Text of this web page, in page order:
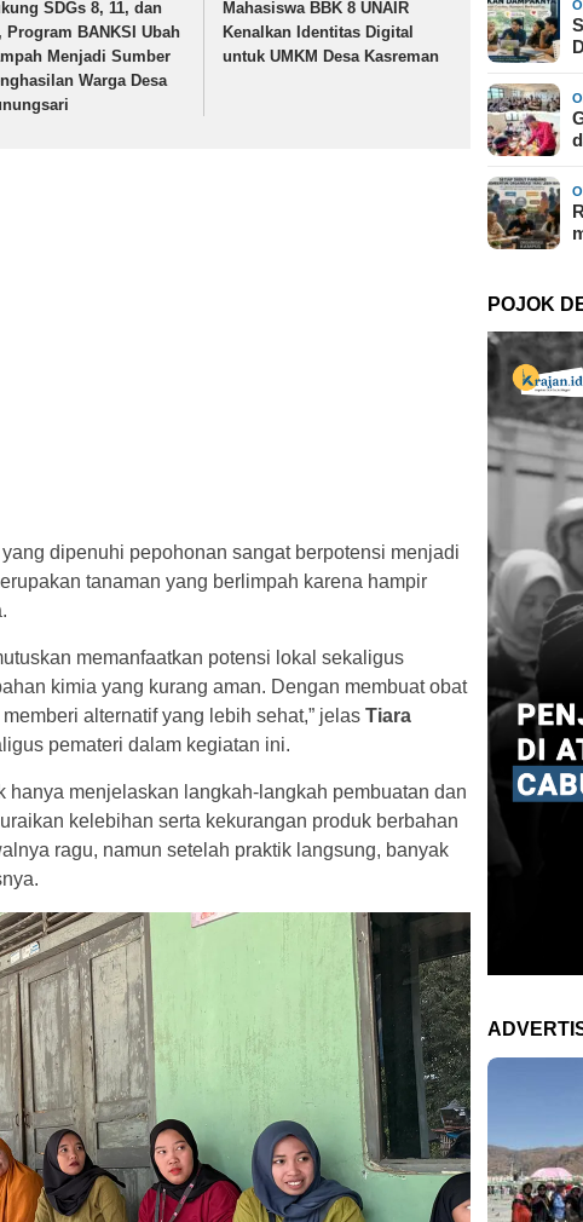
SDGs 8, 11, dan
Program BANKSI Ubah
Menjadi Sumber
Warga Desa
Mahasiswa BBK 8 UNAIR
Kenalkan Identitas Digital
untuk UMKM Desa Kasreman
dipenuhi pepohonan sangat berpotensi menjadi
tanaman yang berlimpah karena hampir
memanfaatkan potensi lokal sekaligus
kimia yang kurang aman. Dengan membuat obat
alternatif yang lebih sehat,” jelas Tiara
pemateri dalam kegiatan ini.
hanya menjelaskan langkah-langkah pembuatan dan
kelebihan serta kekurangan produk berbahan
ragu, namun setelah praktik langsung, banyak
POJOK